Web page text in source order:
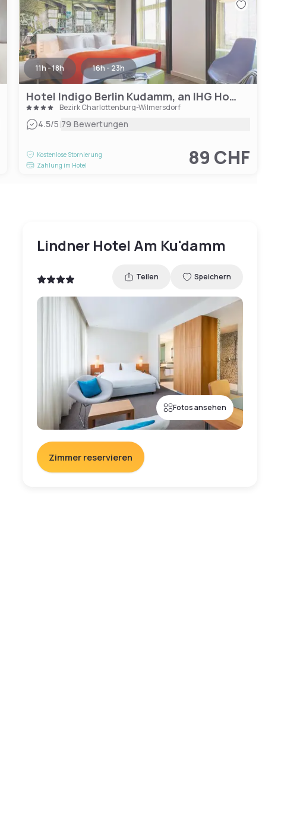
11h - 18h 16h - 23h
Hotel Indigo Berlin Kudamm, an IHG Hotel
Bezirk Charlottenburg-Wilmersdorf
4.5/5|79 Bewertungen
Kostenlose Stornierung
Zahlung im Hotel
89 CHF
Lindner Hotel Am Ku'damm
Teilen Speichern
Fotos ansehen
Zimmer reservieren